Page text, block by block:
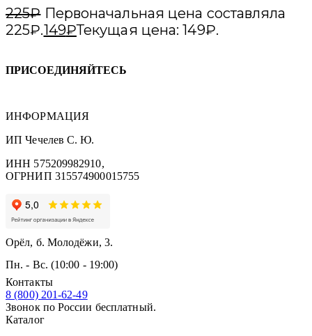
225₽ Первоначальная цена составляла
225₽.149₽Текущая цена: 149₽.
ПРИСОЕДИНЯЙТЕСЬ
ИНФОРМАЦИЯ
ИП Чечелев С. Ю.
ИНН 575209982910,
ОГРНИП 315574900015755
Орёл, б. Молодёжи, 3.
Пн. - Вс. (10:00 - 19:00)
Контакты
8 (800) 201-62-49
Звонок по России бесплатный.
Каталог